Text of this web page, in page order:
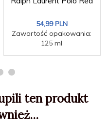
54,99 PLN
Zawartość opakowania:
125 ml
ten produkt